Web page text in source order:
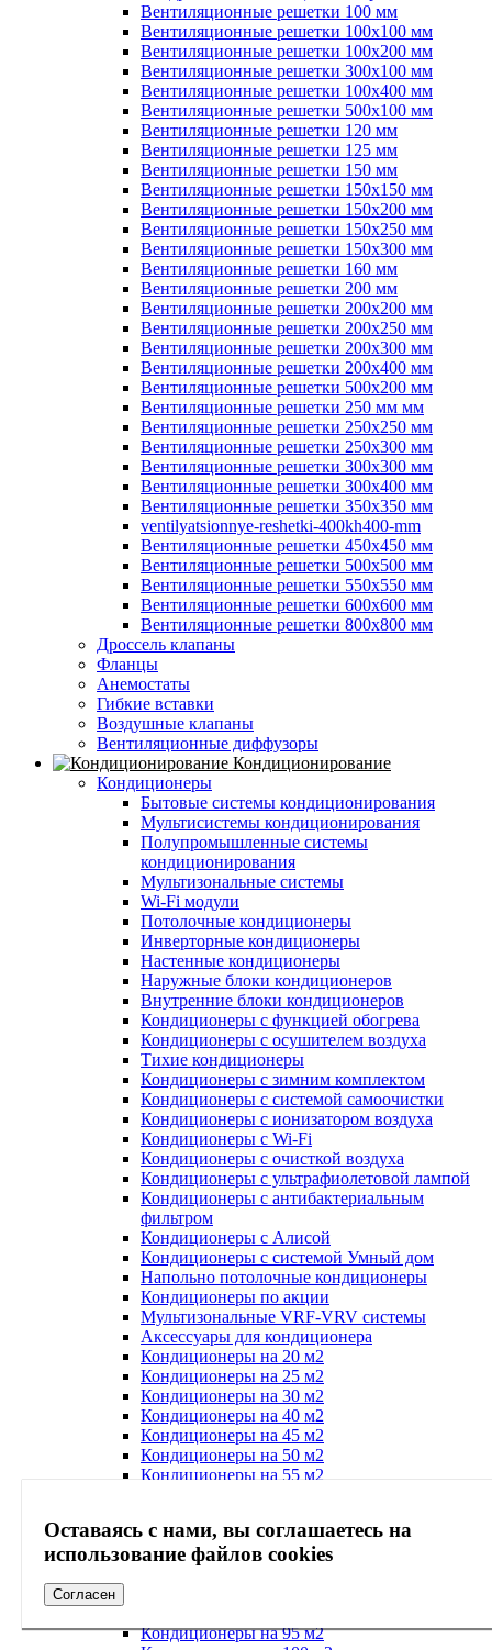
Оставаясь с нами, вы соглашаетесь на
использование файлов cookies
Согласен
Вентиляционные решетки 100 мм
Вентиляционные решетки 100х100 мм
Вентиляционные решетки 100х200 мм
Вентиляционные решетки 300х100 мм
Вентиляционные решетки 100х400 мм
Вентиляционные решетки 500х100 мм
Вентиляционные решетки 120 мм
Вентиляционные решетки 125 мм
Вентиляционные решетки 150 мм
Вентиляционные решетки 150х150 мм
Вентиляционные решетки 150х200 мм
Вентиляционные решетки 150х250 мм
Вентиляционные решетки 150х300 мм
Вентиляционные решетки 160 мм
Вентиляционные решетки 200 мм
Вентиляционные решетки 200х200 мм
Вентиляционные решетки 200х250 мм
Вентиляционные решетки 200х300 мм
Вентиляционные решетки 200х400 мм
Вентиляционные решетки 500х200 мм
Вентиляционные решетки 250 мм мм
Вентиляционные решетки 250х250 мм
Вентиляционные решетки 250х300 мм
Вентиляционные решетки 300х300 мм
Вентиляционные решетки 300х400 мм
Вентиляционные решетки 350х350 мм
ventilyatsionnye-reshetki-400kh400-mm
Вентиляционные решетки 450х450 мм
Вентиляционные решетки 500х500 мм
Вентиляционные решетки 550х550 мм
Вентиляционные решетки 600х600 мм
Вентиляционные решетки 800х800 мм
Дроссель клапаны
Фланцы
Анемостаты
Гибкие вставки
Воздушные клапаны
Вентиляционные диффузоры
Кондиционирование
Кондиционеры
Бытовые системы кондиционирования
Мультисистемы кондиционирования
Полупромышленные системы
кондиционирования
Мультизональные системы
Wi-Fi модули
Потолочные кондиционеры
Инверторные кондиционеры
Настенные кондиционеры
Наружные блоки кондиционеров
Внутренние блоки кондиционеров
Кондиционеры с функцией обогрева
Кондиционеры с осушителем воздуха
Тихие кондиционеры
Кондиционеры с зимним комплектом
Кондиционеры с системой самоочистки
Кондиционеры с ионизатором воздуха
Кондиционеры с Wi-Fi
Кондиционеры с очисткой воздуха
Кондиционеры с ультрафиолетовой лампой
Кондиционеры с антибактериальным
фильтром
Кондиционеры с Алисой
Кондиционеры с системой Умный дом
Напольно потолочные кондиционеры
Кондиционеры по акции
Мультизональные VRF-VRV системы
Аксессуары для кондиционера
Кондиционеры на 20 м2
Кондиционеры на 25 м2
Кондиционеры на 30 м2
Кондиционеры на 40 м2
Кондиционеры на 45 м2
Кондиционеры на 50 м2
Кондиционеры на 55 м2
Кондиционеры на 70 м2
Кондиционеры на 75 м2
Кондиционеры на 95 м2